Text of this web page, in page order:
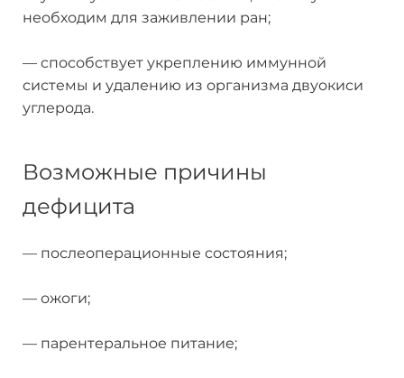
необходим для заживлении ран;
— способствует укреплению иммунной
системы и удалению из организма двуокиси
углерода.
Возможные причины
дефицита
— послеоперационные состояния;
— ожоги;
— парентеральное питание;